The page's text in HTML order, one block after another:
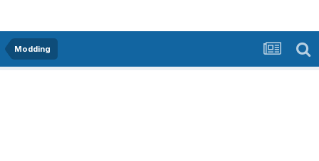
Modding